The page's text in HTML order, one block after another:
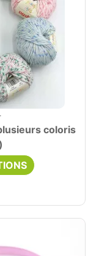
coloris